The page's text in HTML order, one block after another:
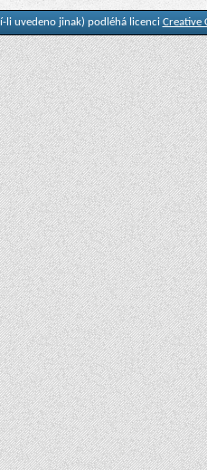
li uvedeno jinak) podléhá licenci Creative